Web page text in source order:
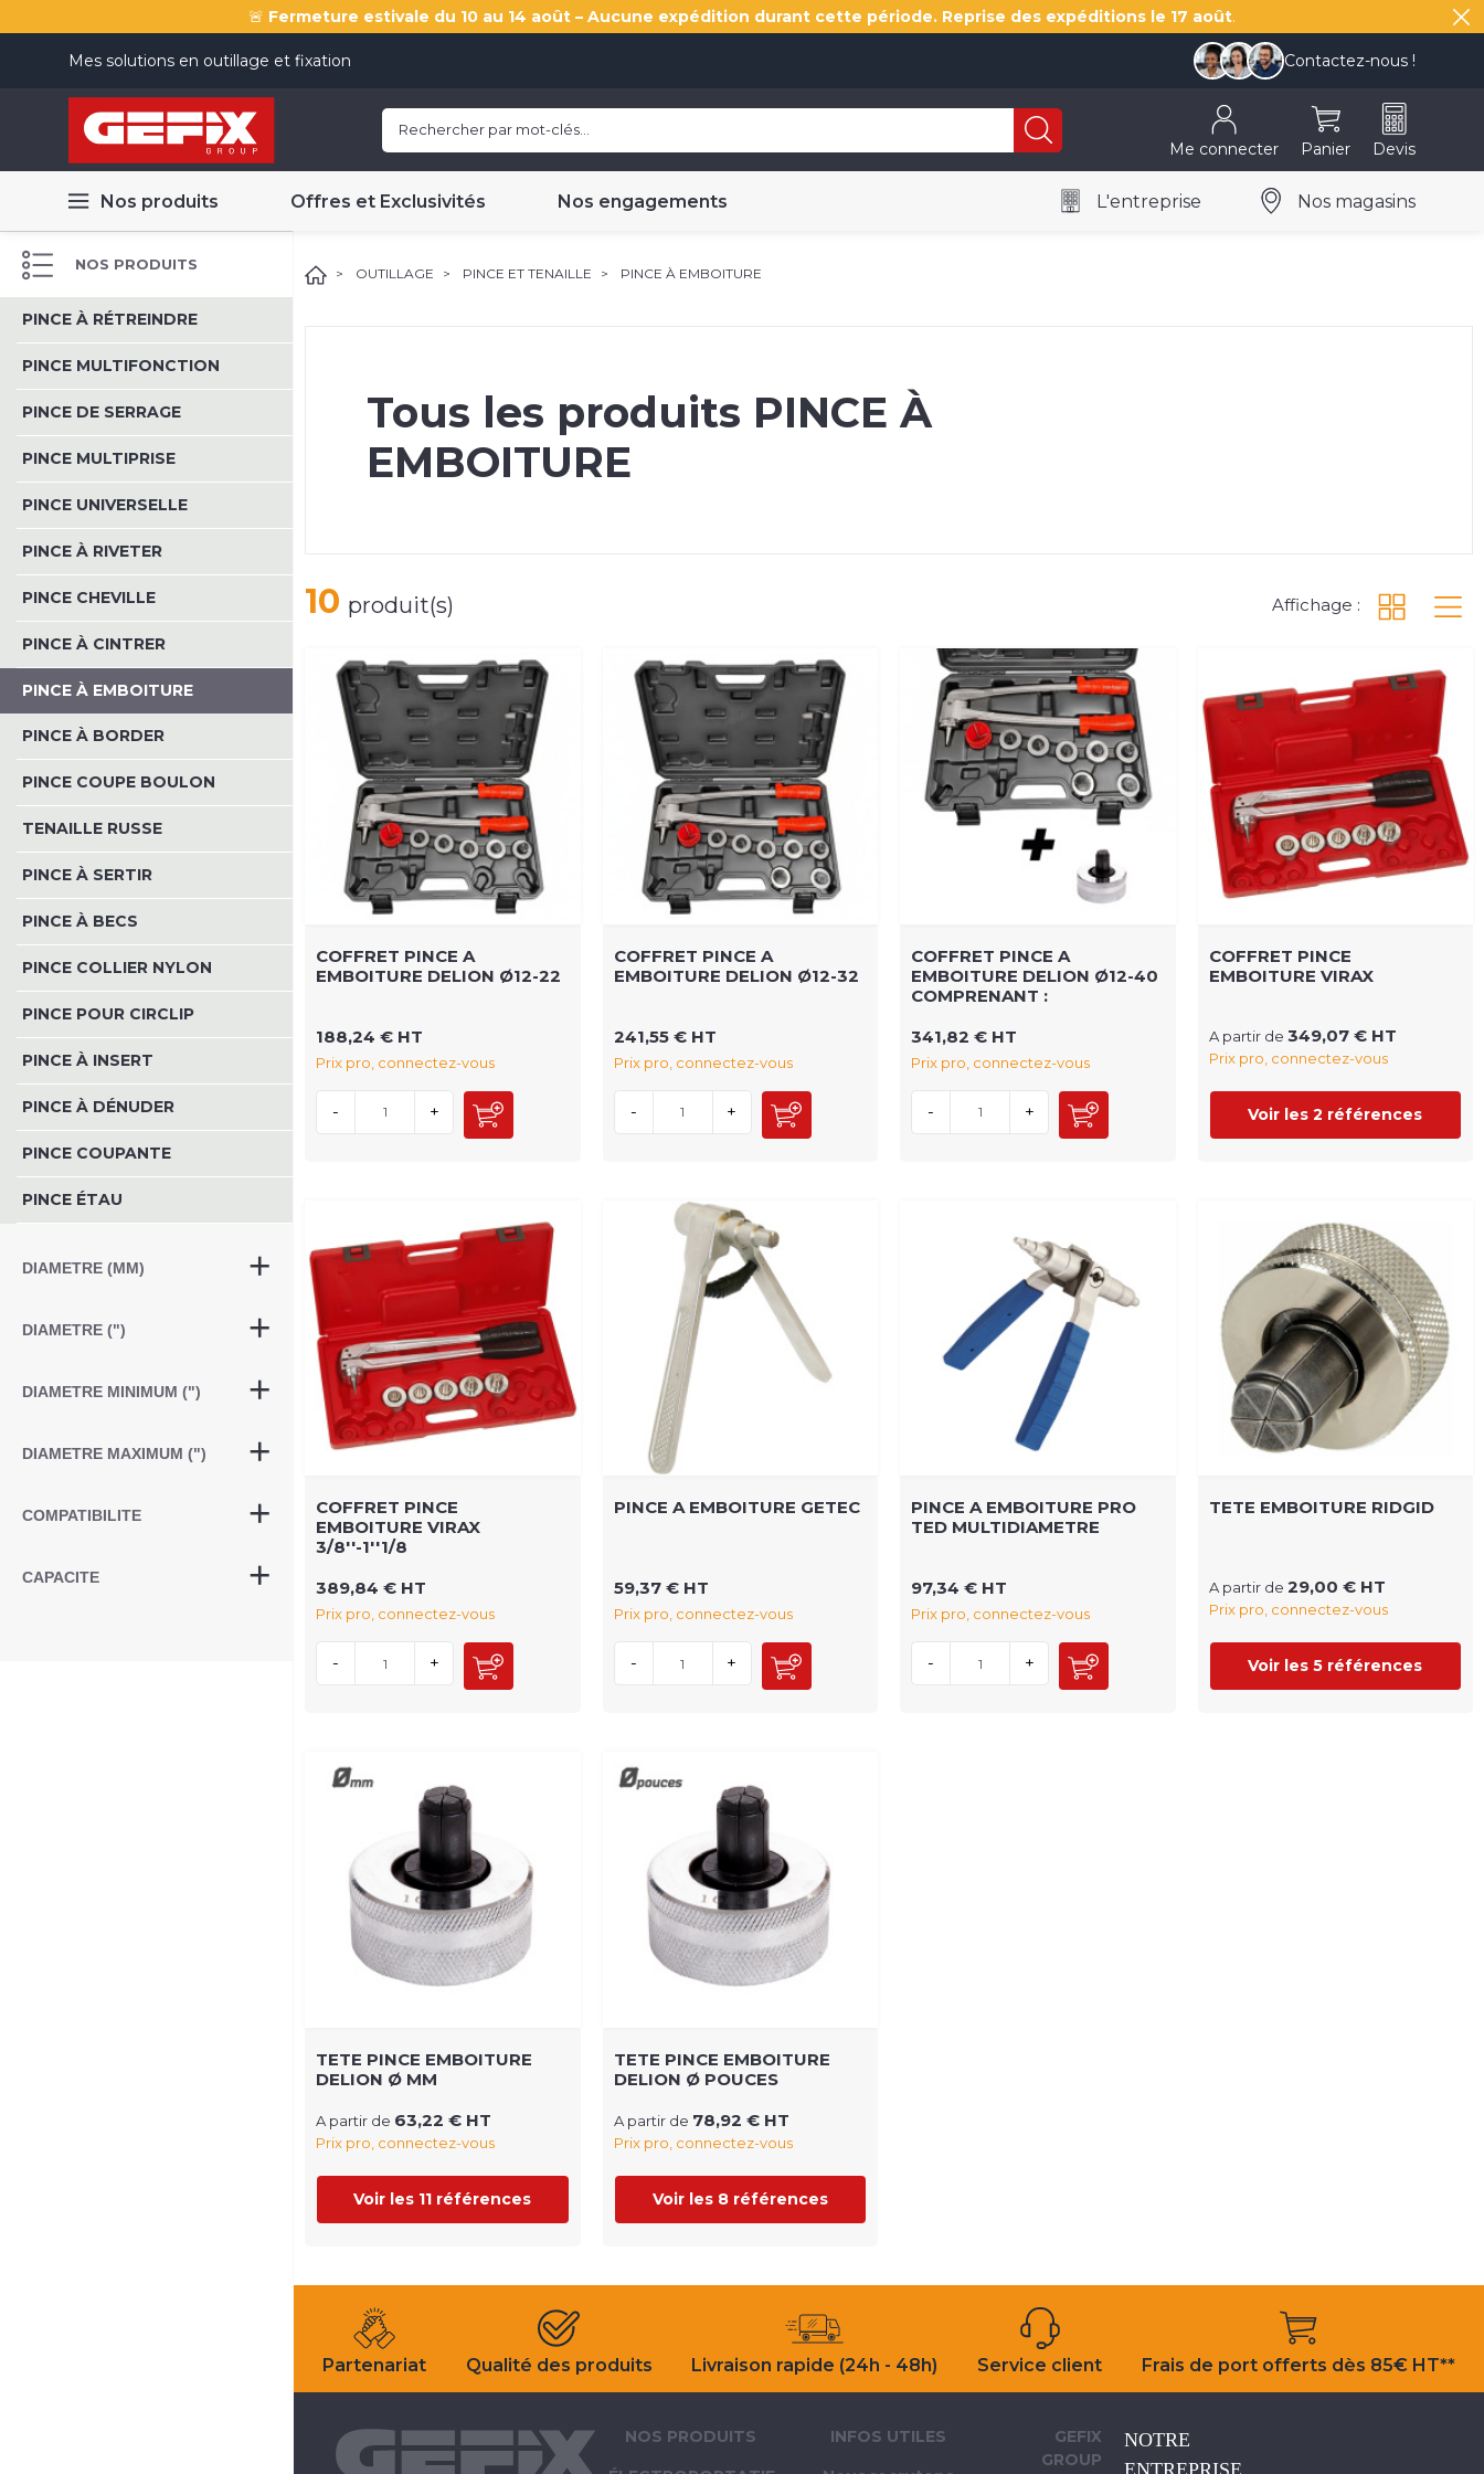
🚨 Fermeture estivale du 10 au 14 août – Aucune expédition durant cette période. Reprise des expéditions le 17 août.
Mes solutions en outillage et fixation Contactez-nous !
Me connecter Panier Devis
Nos produits Offres et Exclusivités Nos engagements L'entreprise Nos magasins
NOS PRODUITS
PINCE À RÉTREINDRE
PINCE MULTIFONCTION
PINCE DE SERRAGE
PINCE MULTIPRISE
PINCE UNIVERSELLE
PINCE À RIVETER
PINCE CHEVILLE
PINCE À CINTRER
PINCE À EMBOITURE
PINCE À BORDER
PINCE COUPE BOULON
TENAILLE RUSSE
PINCE À SERTIR
PINCE À BECS
PINCE COLLIER NYLON
PINCE POUR CIRCLIP
PINCE À INSERT
PINCE À DÉNUDER
PINCE COUPANTE
PINCE ÉTAU
DIAMETRE (MM)
DIAMETRE (")
DIAMETRE MINIMUM (")
DIAMETRE MAXIMUM (")
COMPATIBILITE
CAPACITE
OUTILLAGE PINCE ET TENAILLE PINCE À EMBOITURE
Tous les produits PINCE À
EMBOITURE
10 produit(s) Affichage :
COFFRET PINCE A
EMBOITURE DELION Ø12-22
188,24 € HT
Prix pro, connectez-vous
- +
COFFRET PINCE A
EMBOITURE DELION Ø12-32
241,55 € HT
Prix pro, connectez-vous
- +
COFFRET PINCE A
EMBOITURE DELION Ø12-40
COMPRENANT :
341,82 € HT
Prix pro, connectez-vous
- +
COFFRET PINCE
EMBOITURE VIRAX
A partir de 349,07 € HT
Prix pro, connectez-vous
Voir les 2 références
COFFRET PINCE
EMBOITURE VIRAX
3/8''-1''1/8
389,84 € HT
Prix pro, connectez-vous
- +
PINCE A EMBOITURE GETEC
59,37 € HT
Prix pro, connectez-vous
- +
PINCE A EMBOITURE PRO
TED MULTIDIAMETRE
97,34 € HT
Prix pro, connectez-vous
- +
TETE EMBOITURE RIDGID
A partir de 29,00 € HT
Prix pro, connectez-vous
Voir les 5 références
TETE PINCE EMBOITURE
DELION Ø MM
A partir de 63,22 € HT
Prix pro, connectez-vous
Voir les 11 références
TETE PINCE EMBOITURE
DELION Ø POUCES
A partir de 78,92 € HT
Prix pro, connectez-vous
Voir les 8 références
Partenariat Qualité des produits Livraison rapide (24h - 48h) Service client Frais de port offerts dès 85€ HT**
NOS PRODUITS
INFOS UTILES
GEFIX
GROUP
NOTRE
ENTREPRISE